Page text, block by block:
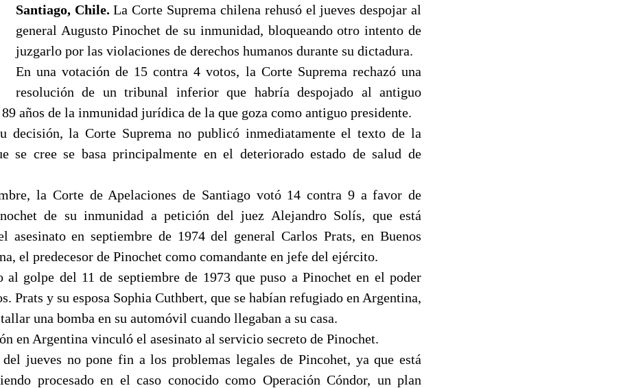
Santiago, Chile. La Corte Suprema chilena rehusó el jueves despojar al
general Augusto Pinochet de su inmunidad, bloqueando otro intento de
juzgarlo por las violaciones de derechos humanos durante su dictadura.
En una votación de 15 contra 4 votos, la Corte Suprema rechazó una
resolución de un tribunal inferior que habría despojado al antiguo
89 años de la inmunidad jurídica de la que goza como antiguo presidente.
decisión, la Corte Suprema no publicó inmediatamente el texto de la
se cree se basa principalmente en el deteriorado estado de salud de
la Corte de Apelaciones de Santiago votó 14 contra 9 a favor de
de su inmunidad a petición del juez Alejandro Solís, que está
asesinato en septiembre de 1974 del general Carlos Prats, en Buenos
el predecesor de Pinochet como comandante en jefe del ejército.
al golpe del 11 de septiembre de 1973 que puso a Pinochet en el poder
Prats y su esposa Sophia Cuthbert, que se habían refugiado en Argentina,
una bomba en su automóvil cuando llegaban a su casa.
en Argentina vinculó el asesinato al servicio secreto de Pinochet.
jueves no pone fin a los problemas legales de Pincohet, ya que está
procesado en el caso conocido como Operación Cóndor, un plan